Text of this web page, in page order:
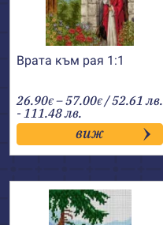
Врата към рая 1:1
26.90€ –57.00€Price
range:
26.90€
through
57.00€
/ 52.61 лв.
- 111.48 лв.
виж